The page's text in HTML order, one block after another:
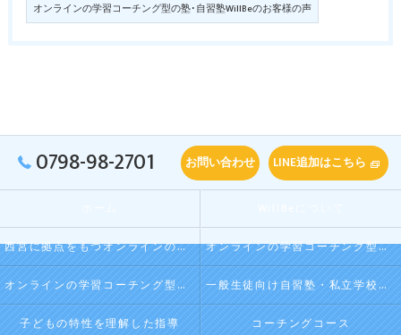
オンラインの学習コーチング型の塾･自習塾WillBeのお客様の声
0798-98-2701 お問い合わせ LINE追加はこちら
西宮に拠点をもつオンラインの学習コーチング型・映像授業型の塾･自習塾WillBeの口コミ情報 オンラインの学習コーチング型・映像授業型の塾･自習塾WillBeの評判
オンラインの学習コーチング型・映像授業型の塾･自習塾WillBeのお客様の声 一般生徒向け自習塾・私立学校向け放課後学習
子どもの特性を理解した指導 コーチングコース